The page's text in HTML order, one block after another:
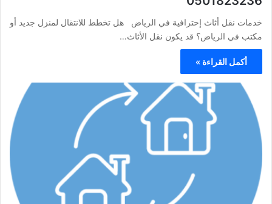
خدمات نقل أثاث إحترافية في الرياض هل تخطط للانتقال لمنزل جديد أو
مكتب في الرياض؟ قد يكون نقل الأثاث…
أكمل القراءة »